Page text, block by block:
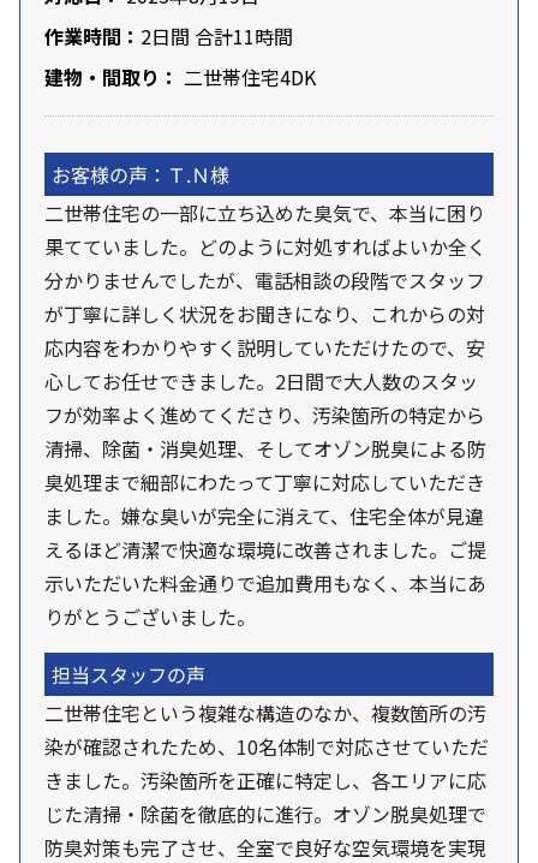
作業時間： 2日間 合計11時間
建物・間取り： 二世帯住宅4DK
お客様の声：Ｔ.Ｎ様
二世帯住宅の一部に立ち込めた臭気で、本当に困り
果てていました。どのように対処すればよいか全く
分かりませんでしたが、電話相談の段階でスタッフ
が丁寧に詳しく状況をお聞きになり、これからの対
応内容をわかりやすく説明していただけたので、安
心してお任せできました。2日間で大人数のスタッ
フが効率よく進めてくださり、汚染箇所の特定から
清掃、除菌・消臭処理、そしてオゾン脱臭による防
臭処理まで細部にわたって丁寧に対応していただき
ました。嫌な臭いが完全に消えて、住宅全体が見違
えるほど清潔で快適な環境に改善されました。ご提
示いただいた料金通りで追加費用もなく、本当にあ
りがとうございました。
担当スタッフの声
二世帯住宅という複雑な構造のなか、複数箇所の汚
染が確認されたため、10名体制で対応させていただ
きました。汚染箇所を正確に特定し、各エリアに応
じた清掃・除菌を徹底的に進行。オゾン脱臭処理で
防臭対策も完了させ、全室で良好な空気環境を実現